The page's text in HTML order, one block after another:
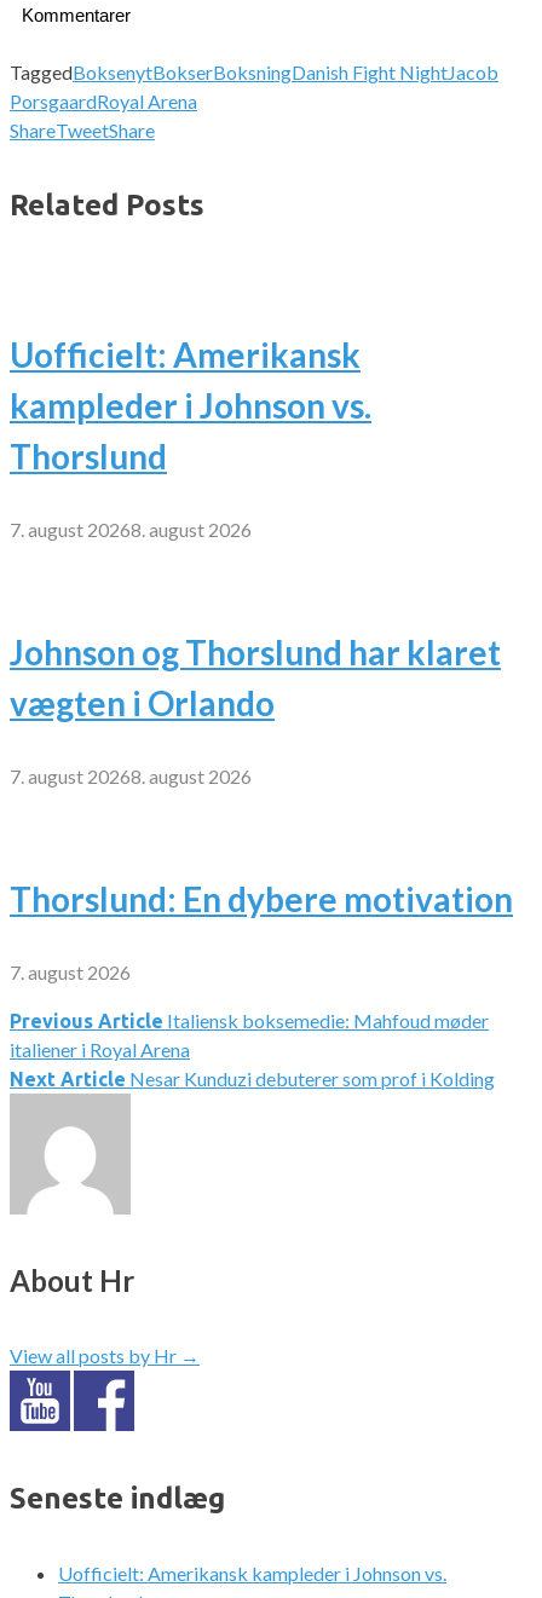
Kommentarer
TaggedBoksenytBokserBoksningDanish Fight NightJacob
PorsgaardRoyal Arena
ShareTweetShare
Related Posts
Uofficielt: Amerikansk
kampleder i Johnson vs.
Thorslund
7. august 20268. august 2026
Johnson og Thorslund har klaret
vægten i Orlando
7. august 20268. august 2026
Thorslund: En dybere motivation
7. august 2026
Indlægsnavigation
Previous Article Italiensk boksemedie: Mahfoud møder
italiener i Royal Arena
Next Article Nesar Kunduzi debuterer som prof i Kolding
About Hr
View all posts by Hr →
Seneste indlæg
Uofficielt: Amerikansk kampleder i Johnson vs.